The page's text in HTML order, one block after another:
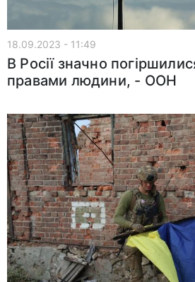
18.09.2023 - 11:49
В Росії значно
правами людини, - ООН